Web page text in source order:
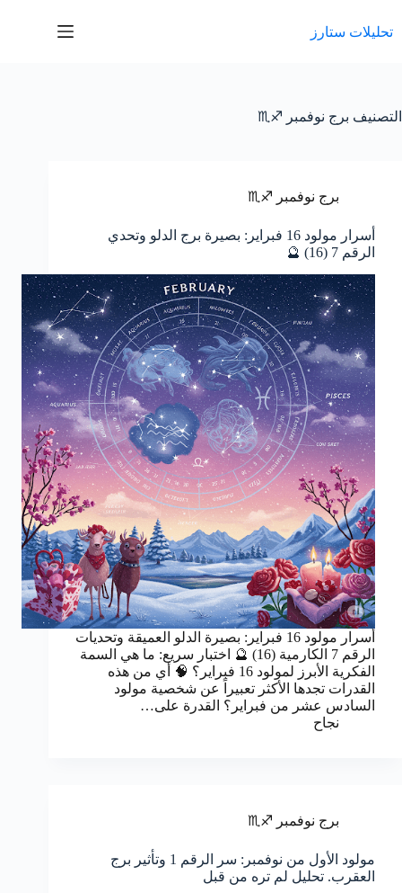
المحتوى
تحليلات ستارز
التصنيف برج نوفمبر ♐♏
برج نوفمبر ♐♏
أسرار مولود 16 فبراير: بصيرة برج الدلو وتحدي
الرقم 7 (16) 🔮
أسرار مولود 16 فبراير: بصيرة الدلو العميقة وتحديات
الرقم 7 الكارمية (16) 🔮 اختبار سريع: ما هي السمة
الفكرية الأبرز لمولود 16 فبراير؟ 🧠 أي من هذه
القدرات تجدها الأكثر تعبيراً عن شخصية مولود
السادس عشر من فبراير؟ القدرة على…
نجاح
برج نوفمبر ♐♏
مولود الأول من نوفمبر: سر الرقم 1 وتأثير برج
العقرب. تحليل لم تره من قبل